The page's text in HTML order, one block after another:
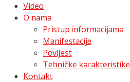
Video
O nama
Pristup informacijama
Manifestacije
Povijest
Tehničke karakteristike
Kontakt